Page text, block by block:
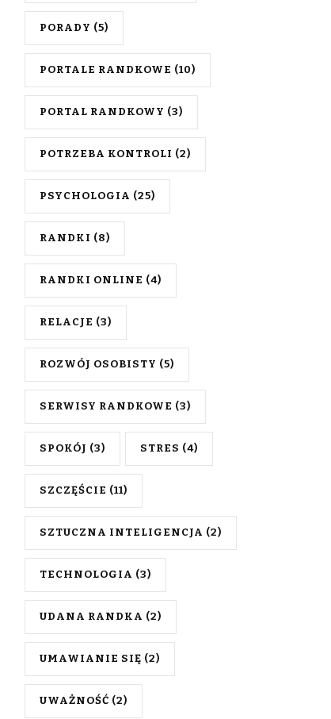
PORADY (5)
PORTALE RANDKOWE (10)
PORTAL RANDKOWY (3)
POTRZEBA KONTROLI (2)
PSYCHOLOGIA (25)
RANDKI (8)
RANDKI ONLINE (4)
RELACJE (3)
ROZWÓJ OSOBISTY (5)
SERWISY RANDKOWE (3)
SPOKÓJ (3) STRES (4)
SZCZĘŚCIE (11)
SZTUCZNA INTELIGENCJA (2)
TECHNOLOGIA (3)
UDANA RANDKA (2)
UMAWIANIE SIĘ (2)
UWAŻNOŚĆ (2)